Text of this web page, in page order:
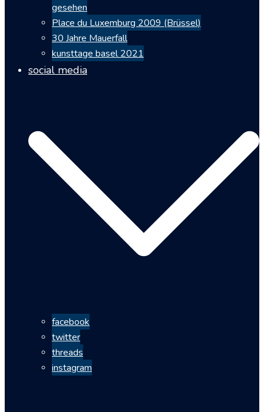
gesehen
Place du Luxemburg 2009 (Brüssel)
30 Jahre Mauerfall
kunsttage basel 2021
social media
facebook
twitter
threads
instagram